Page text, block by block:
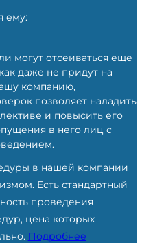
ему:
могут отсеиваться еще
даже не придут на
компанию,
позволяет наладить
и повысить его
в него лиц с
в нашей компании
Есть стандартный
проведения
цена которых
Подробнее